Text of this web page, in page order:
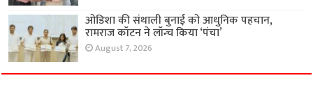
ओडिशा की संथाली बुनाई को आधुनिक पहचान,
रामराज कॉटन ने लॉन्च किया ‘पंचा’
August 7, 2026